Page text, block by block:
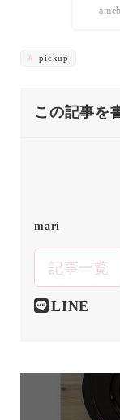
pickup
この記事を
mari
記事一覧
LINE